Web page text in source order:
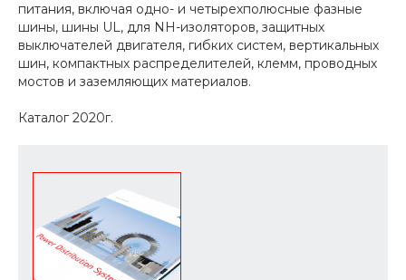
питания, включая одно- и четырехполюсные фазные
шины, шины UL, для NH-изоляторов, защитных
выключателей двигателя, гибких систем, вертикальных
шин, компактных распределителей, клемм, проводных
мостов и заземляющих материалов.
Каталог 2020г.